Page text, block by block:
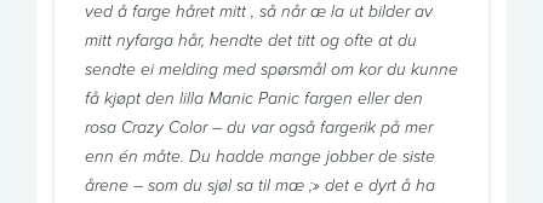
ved å farge håret mitt , så når æ la ut bilder av
mitt nyfarga hår, hendte det titt og ofte at du
sendte ei melding med spørsmål om kor du kunne
få kjøpt den lilla Manic Panic fargen eller den
rosa Crazy Color – du var også fargerik på mer
enn én måte. Du hadde mange jobber de siste
årene – som du sjøl sa til mæ ;» det e dyrt å ha